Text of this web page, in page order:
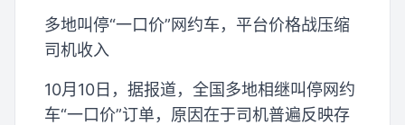
多地叫停“一口价”网约车，平台价格战压缩
司机收入
10月10日，据报道，全国多地相继叫停网约
车“一口价”订单，原因在于司机普遍反映存